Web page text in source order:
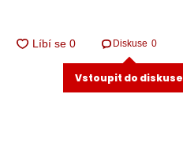
Diskuse 0
Vstoupit do diskuse